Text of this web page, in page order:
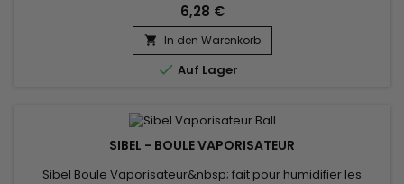
6,28 €
 In den Warenkorb
 Auf Lager
SIBEL - BOULE VAPORISATEUR
Sibel Boule Vaporisateur&nbsp; fait pour humidifier les